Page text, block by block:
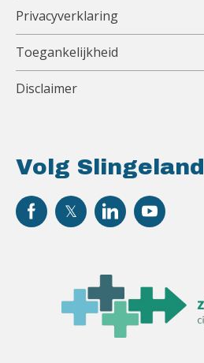
Volg Slingeland
Privacyverklaring
Toegankelijkheid
Disclaimer